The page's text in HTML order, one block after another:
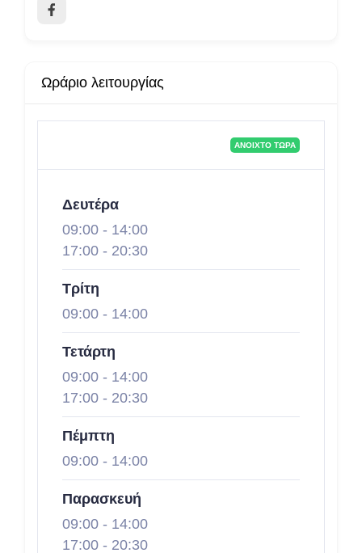
Ωράριο λειτουργίας
ΑΝΟΙΧΤΌ ΤΏΡΑ
Δευτέρα
09:00 - 14:00
17:00 - 20:30
Τρίτη
09:00 - 14:00
Τετάρτη
09:00 - 14:00
17:00 - 20:30
Πέμπτη
09:00 - 14:00
Παρασκευή
09:00 - 14:00
17:00 - 20:30